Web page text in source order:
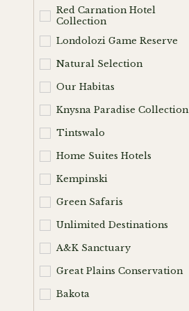
Red Carnation Hotel
Collection
Londolozi Game Reserve
Natural Selection
Our Habitas
Knysna Paradise Collection
Tintswalo
Home Suites Hotels
Kempinski
Green Safaris
Unlimited Destinations
A&K Sanctuary
Great Plains Conservation
Bakota